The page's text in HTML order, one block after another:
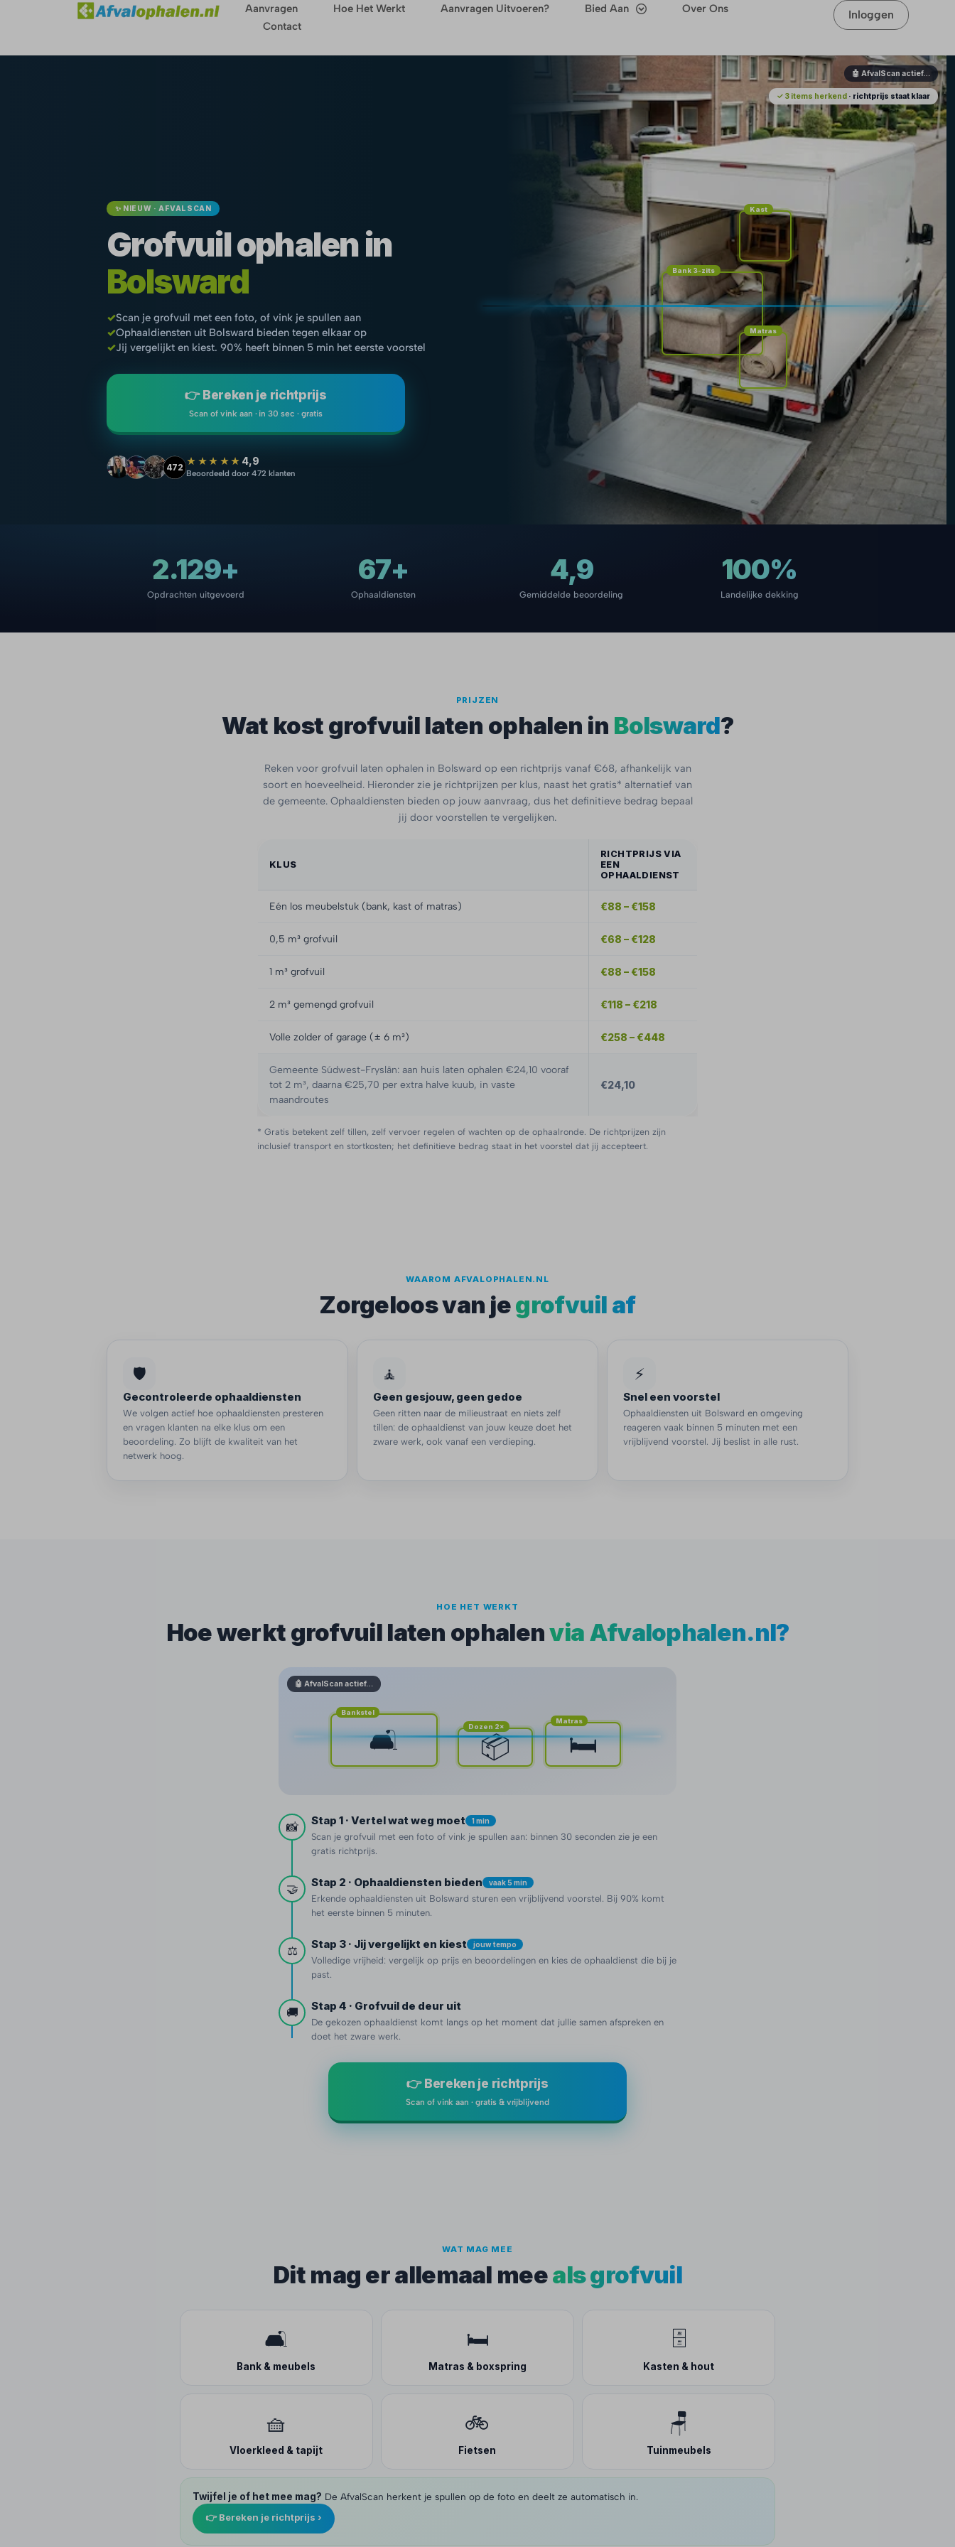
Aanvragen Hoe Het Werkt Aanvragen Uitvoeren? Bied Aan
Over Ons
Contact
Inloggen
🤖 AfvalScan actief…
Bank 3-zits
Matras
Kast
✓ 3 items herkend · richtprijs staat klaar
✨ NIEUW · AFVALSCAN
Grofvuil ophalen in
Bolsward
✓Scan je grofvuil met een foto, of vink je spullen aan
✓Ophaaldiensten uit Bolsward bieden tegen elkaar op
✓Jij vergelijkt en kiest. 90% heeft binnen 5 min het eerste voorstel
👉 Bereken je richtprijs
Scan of vink aan · in 30 sec · gratis
472 ★★★★★ 4,9
Beoordeeld door 472 klanten
2.129+
Opdrachten uitgevoerd
67+
Ophaaldiensten
4,9
Gemiddelde beoordeling
100%
Landelijke dekking
PRIJZEN
Wat kost grofvuil laten ophalen in Bolsward?
Reken voor grofvuil laten ophalen in Bolsward op een richtprijs vanaf €68, afhankelijk van
soort en hoeveelheid. Hieronder zie je richtprijzen per klus, naast het gratis* alternatief van
de gemeente. Ophaaldiensten bieden op jouw aanvraag, dus het definitieve bedrag bepaal
jij door voorstellen te vergelijken.
KLUS
RICHTPRIJS VIA
EEN
OPHAALDIENST
Eén los meubelstuk (bank, kast of matras) €88 – €158
0,5 m³ grofvuil €68 – €128
1 m³ grofvuil €88 – €158
2 m³ gemengd grofvuil €118 – €218
Volle zolder of garage (± 6 m³) €258 – €448
Gemeente Súdwest-Fryslân: aan huis laten ophalen €24,10 vooraf
tot 2 m³, daarna €25,70 per extra halve kuub, in vaste
maandroutes
€24,10
* Gratis betekent zelf tillen, zelf vervoer regelen of wachten op de ophaalronde. De richtprijzen zijn
inclusief transport en stortkosten; het definitieve bedrag staat in het voorstel dat jij accepteert.
WAAROM AFVALOPHALEN.NL
Zorgeloos van jegrofvuil af
🛡️
Gecontroleerde ophaaldiensten
We volgen actief hoe ophaaldiensten presteren
en vragen klanten na elke klus om een
beoordeling. Zo blijft de kwaliteit van het
netwerk hoog.
🧘
Geen gesjouw, geen gedoe
Geen ritten naar de milieustraat en niets zelf
tillen: de ophaaldienst van jouw keuze doet het
zware werk, ook vanaf een verdieping.
⚡
Snel een voorstel
Ophaaldiensten uit Bolsward en omgeving
reageren vaak binnen 5 minuten met een
vrijblijvend voorstel. Jij beslist in alle rust.
HOE HET WERKT
Hoe werkt grofvuil laten ophalenvia Afvalophalen.nl?
🤖 AfvalScan actief…
Bankstel
🛋️ Dozen 2×
📦
Matras
🛏️
📸 Stap 1 · Vertel wat weg moet 1 min
Scan je grofvuil met een foto of vink je spullen aan: binnen 30 seconden zie je een
gratis richtprijs.
🤝 Stap 2 · Ophaaldiensten bieden vaak 5 min
Erkende ophaaldiensten uit Bolsward sturen een vrijblijvend voorstel. Bij 90% komt
het eerste binnen 5 minuten.
⚖️ Stap 3 · Jij vergelijkt en kiest jouw tempo
Volledige vrijheid: vergelijk op prijs en beoordelingen en kies de ophaaldienst die bij je
past.
🚚 Stap 4 · Grofvuil de deur uit
De gekozen ophaaldienst komt langs op het moment dat jullie samen afspreken en
doet het zware werk.
👉 Bereken je richtprijs
Scan of vink aan · gratis & vrijblijvend
WAT MAG MEE
Dit mag er allemaal meeals grofvuil
🛋️
Bank & meubels
🛏️
Matras & boxspring
🗄️
Kasten & hout
🧺
Vloerkleed & tapijt
🚲
Fietsen
🪑
Tuinmeubels
Twijfel je of het mee mag? De AfvalScan herkent je spullen op de foto en deelt ze automatisch in.
👉 Bereken je richtprijs ›